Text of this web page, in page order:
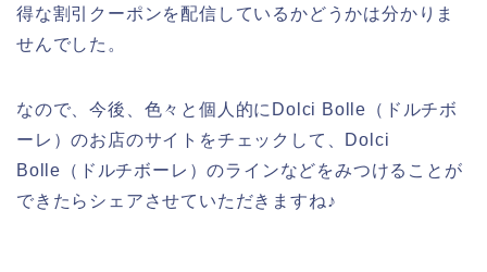
得な割引クーポンを配信しているかどうかは分かりま
せんでした。
なので、今後、色々と個人的にDolci Bolle（ドルチボ
ーレ）のお店のサイトをチェックして、Dolci
Bolle（ドルチボーレ）のラインなどをみつけることが
できたらシェアさせていただきますね♪